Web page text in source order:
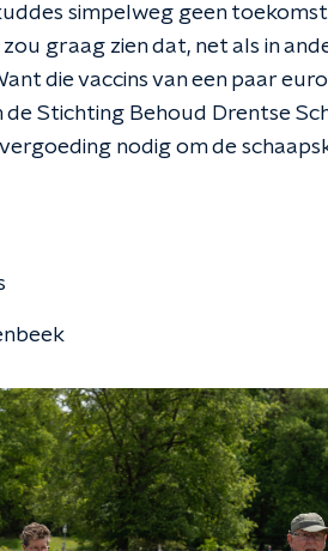
simpelweg geen
graag zien dat, net als in
die vaccins van een paar
Stichting Behoud Drentse
nodig om de